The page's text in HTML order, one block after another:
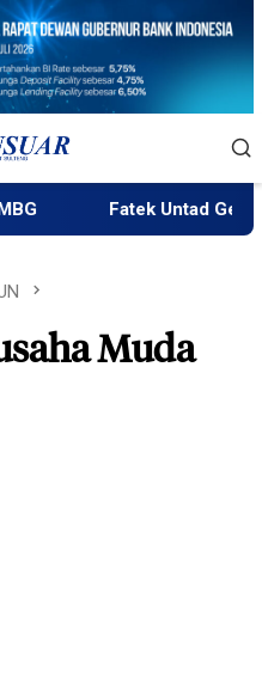
Fatek Untad Gelar SAPA
Muda